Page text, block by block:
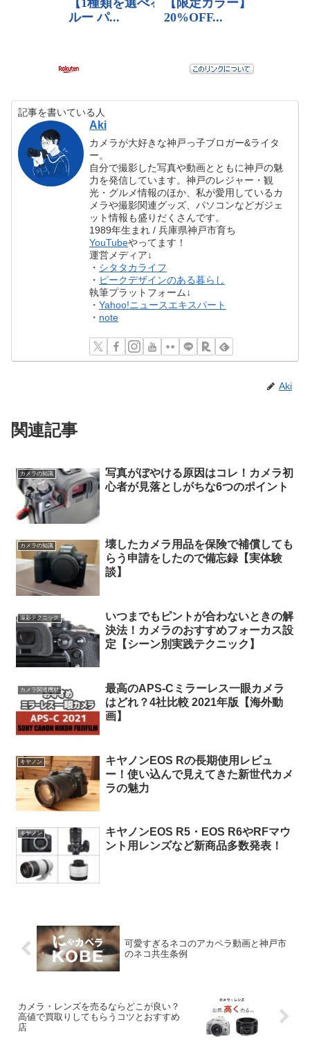
記事を書いている人
Aki
カメラが大好きな神戸っ子ブロガー&ライタ
ー。
自分で撮影した写真や動画とともに神戸の魅
力を発信しています。神戸のレジャー・観
光・グルメ情報のほか、私が愛用しているカ
メラや撮影関連グッズ、パソコンなどガジェ
ット情報も盛りだくさんです。
1989年生まれ / 兵庫県神戸市育ち
YouTubeやってます！
運営メディア↓
・ シタタカライフ
・ ピークデザインのある暮らし
執筆プラットフォーム↓
・Yahoo!ニュースエキスパート
・ note
Aki
関連記事
カメラの知識
写真がぼやける原因はコレ！カメラ初
心者が見落としがちな6つのポイント
カメラの知識
壊したカメラ用品を保険で補償しても
らう申請をしたので備忘録【実体験
談】
撮影テクニック
いつまでもピントが合わないときの解
決法！カメラのおすすめフォーカス設
定【シーン別実践テクニック】
カメラ関連機材
最高のAPS-Cミラーレス一眼カメラ
はどれ？4社比較 2021年版【海外動
画】
キヤノン
キヤノンEOS Rの長期使用レビュ
ー！使い込んで見えてきた新世代カメ
ラの魅力
キヤノン
キヤノンEOS R5・EOS R6やRFマウ
ント用レンズなど新商品多数発表！
可愛すぎるネコのアカペラ動画と神戸市
のネコ共生条例
カメラ・レンズを売るならどこが良い？
高値で買取りしてもらうコツとおすすめ
店